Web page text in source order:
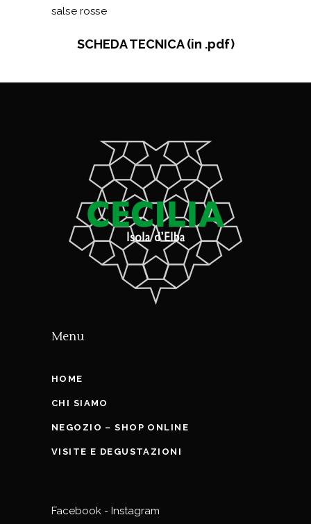
salse rosse
SCHEDA TECNICA (in .pdf)
Menu
HOME
CHI SIAMO
NEGOZIO – SHOP ONLINE
VISITE E DEGUSTAZIONI
Facebook - Instagram